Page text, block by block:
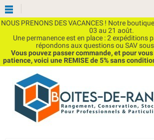
NOUS PRENONS DES VACANCES ! Notre
03 au 21 août.
Une permanence est en place : 2 expéditions
répondons aux questions ou SAV
Vous pouvez passer commande, et pour
patience, voici une REMISE de 5% sans